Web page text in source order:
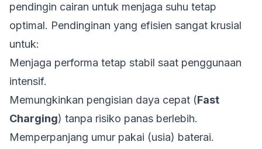
pendingin cairan untuk menjaga suhu tetap
optimal. Pendinginan yang efisien sangat krusial
untuk:
Menjaga performa tetap stabil saat penggunaan
intensif.
Memungkinkan pengisian daya cepat (Fast
Charging) tanpa risiko panas berlebih.
Memperpanjang umur pakai (usia) baterai.